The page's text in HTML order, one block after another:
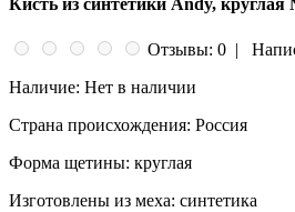
Отзывы: 0 |
Наличие: Нет в наличии
Страна происхождения: Россия
Форма щетины: круглая
Изготовлены из меха: синтетика